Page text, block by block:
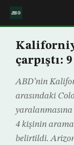
çarpıştı:
ABD’nin
arasındaki
yaralanmasına
4 kişinin arama
belirtildi.